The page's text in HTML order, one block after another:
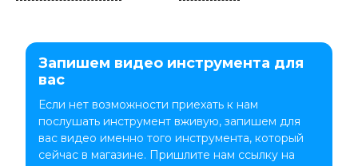
Запишем видео инструмента для
вас
Если нет возможности приехать к нам
послушать инструмент вживую, запишем для
вас видео именно того инструмента, который
сейчас в магазине. Пришлите нам ссылку на